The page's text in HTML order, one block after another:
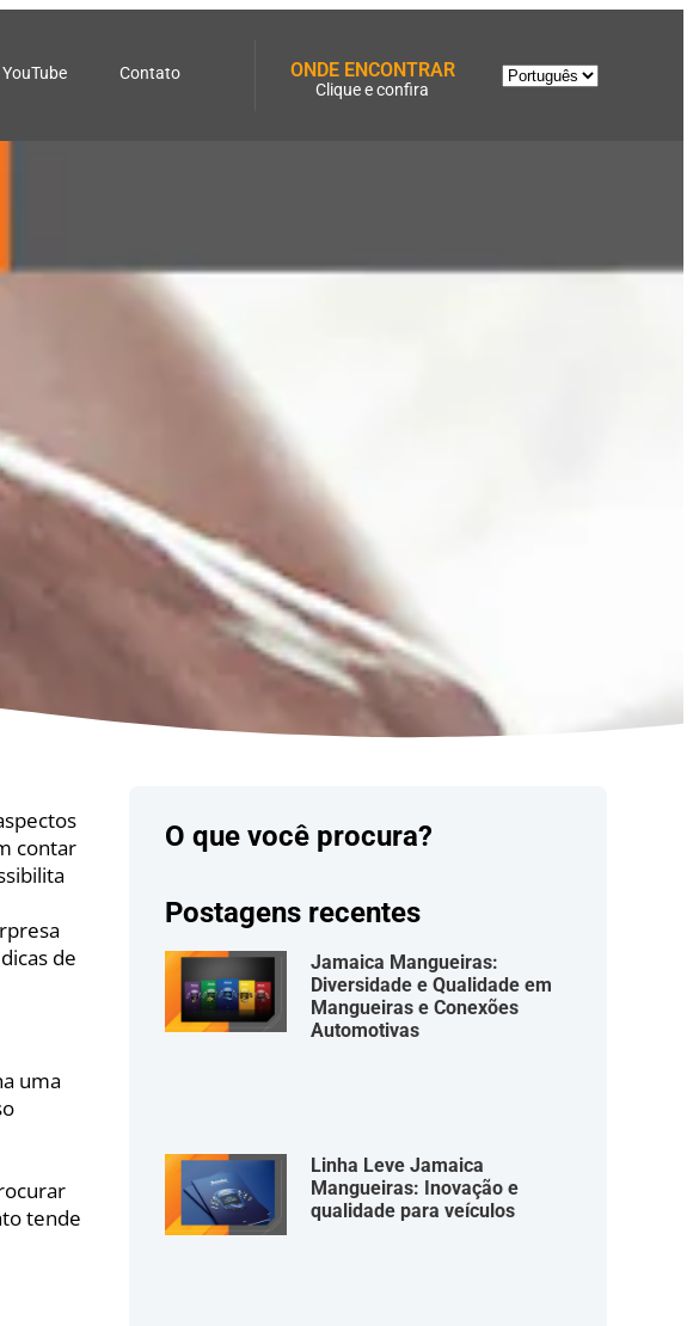
Contato ONDE ENCONTRAR
Clique e confira
contar
de
uma
tende
O que você procura?
Postagens recentes
Jamaica Mangueiras:
Diversidade e Qualidade em
Mangueiras e Conexões
Automotivas
Linha Leve Jamaica
Mangueiras: Inovação e
qualidade para veículos